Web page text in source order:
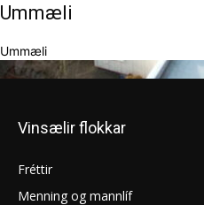
Ummæli
Ummæli
Vinsælir flokkar
Fréttir
Menning og mannlíf